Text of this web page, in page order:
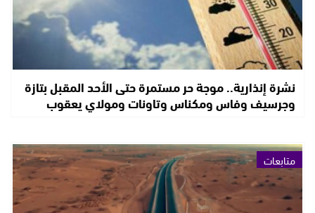
نشرة إنذارية.. موجة حر مستمرة حتى الأحد المقبل بتازة
وجرسيف وفاس ومكناس وتاونات ومولاي يعقوب
متابعات